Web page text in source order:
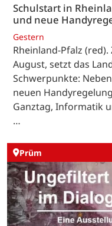
Schulstart in
und neue
Gestern
Rheinland-Pfalz
August, setzt das
Schwerpunkte:
neuen
Ganztag, Informatik
…
Prüm